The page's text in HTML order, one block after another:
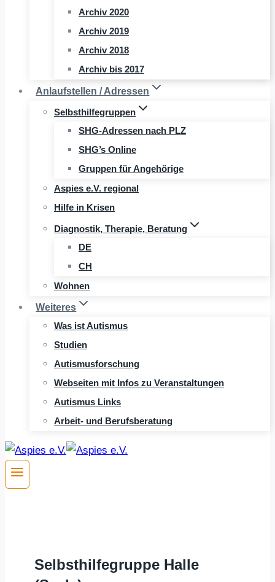
Archiv 2020
Archiv 2019
Archiv 2018
Archiv bis 2017
Anlaufstellen / Adressen
Selbsthilfegruppen
SHG-Adressen nach PLZ
SHG’s Online
Gruppen für Angehörige
Aspies e.V. regional
Hilfe in Krisen
Diagnostik, Therapie, Beratung
DE
CH
Wohnen
Weiteres
Was ist Autismus
Studien
Autismusforschung
Webseiten mit Infos zu Veranstaltungen
Autismus Links
Arbeit- und Berufsberatung
Selbsthilfegruppe Halle